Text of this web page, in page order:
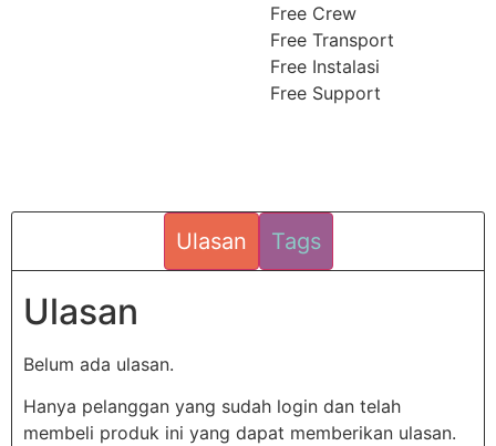
Free Crew
Free Transport
Free Instalasi
Free Support
Ulasan Tags
Ulasan
Belum ada ulasan.
Hanya pelanggan yang sudah login dan telah
membeli produk ini yang dapat memberikan ulasan.